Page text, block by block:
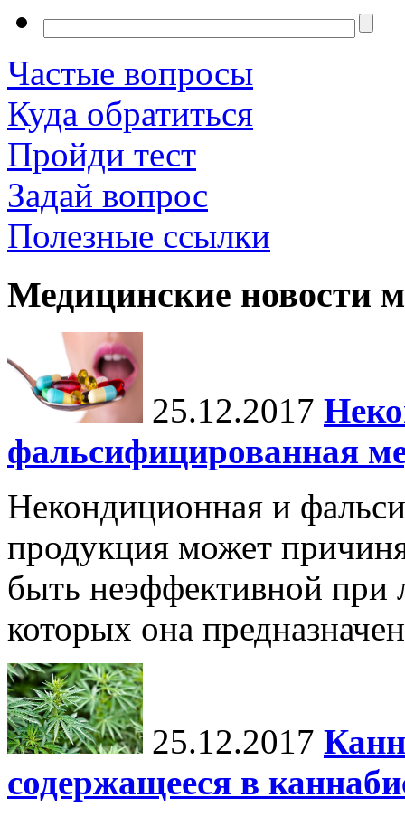
Частые вопросы
Куда обратиться
Пройди тест
Задай вопрос
Полезные ссылки
Медицинские новости
25.12.2017
фальсифицированная
Некондиционная и
продукция может
быть неэффективной при
которых она
25.12.2017
содержащееся в